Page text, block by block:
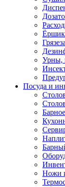
Урны,
Посуда и
Ножи